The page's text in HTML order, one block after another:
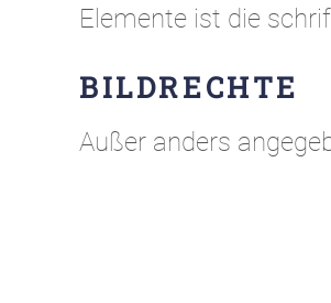
Elemente ist die
BILDRECHTE
Außer anders